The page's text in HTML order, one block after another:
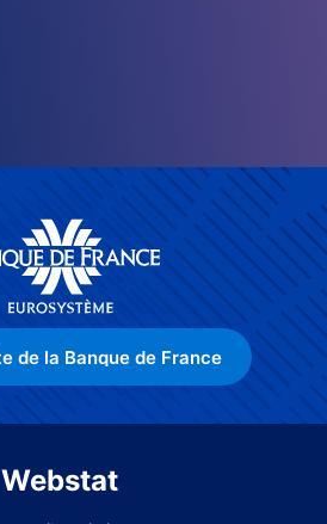
de la Banque de France
Webstat